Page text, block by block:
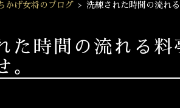
かげ女将のブログ > 洗練された時間の流れ
た時間の流れる料
。